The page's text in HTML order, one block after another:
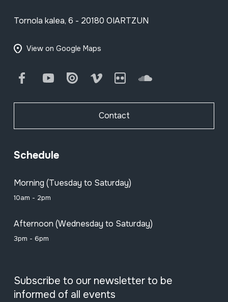
Tornola kalea, 6 - 20180 OIARTZUN
View on Google Maps
FacebookYoutube Issuu Vimeo Flickr SoundCloud
Contact
Schedule
Morning (Tuesday to Saturday)
10am - 2pm
Afternoon (Wednesday to Saturday)
3pm - 6pm
Subscribe to our newsletter to be
informed of all events